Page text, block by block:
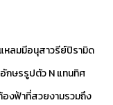
หลมมีอนุสาวรีย์ปิรามิด
กษรรูปตัว N แทนทิศ
องฟ้าที่สวยงามรวมถึง